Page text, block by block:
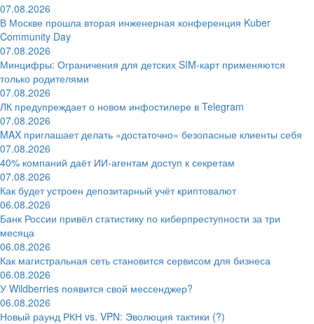
07.08.2026
В Москве прошла вторая инженерная конференция Kuber
Community Day
07.08.2026
Минцифры: Ограничения для детских SIM-карт применяются
только родителями
07.08.2026
ЛК предупреждает о новом инфостилере в Telegram
07.08.2026
MAX приглашает делать «достаточно» безопасные клиенты себя
07.08.2026
40% компаний даёт ИИ‑агентам доступ к секретам
07.08.2026
Как будет устроен депозитарный учёт криптовалют
06.08.2026
Банк России привёл статистику по киберпреступности за три
месяца
06.08.2026
Как магистральная сеть становится сервисом для бизнеса
06.08.2026
У Wildberries появится свой мессенджер?
06.08.2026
Новый раунд РКН vs. VPN: Эволюция тактики (?)